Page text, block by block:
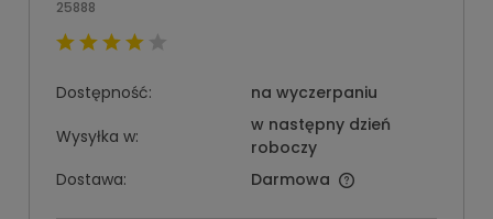
25888
Dostępność:
na wyczerpaniu
Wysyłka w:
w następny dzień
roboczy
Dostawa:
Darmowa